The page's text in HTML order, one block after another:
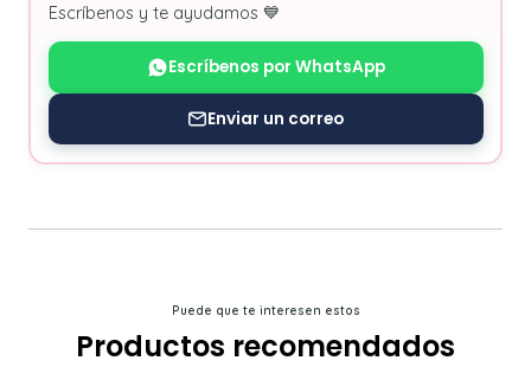
Escríbenos y te ayudamos 💙
Escríbenos por WhatsApp
Enviar un correo
Puede que te interesen estos
Productos recomendados